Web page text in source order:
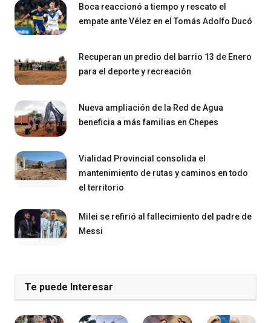
Boca reaccionó a tiempo y rescato el
empate ante Vélez en el Tomás Adolfo Ducó
Recuperan un predio del barrio 13 de Enero
para el deporte y recreación
Nueva ampliación de la Red de Agua
beneficia a más familias en Chepes
Vialidad Provincial consolida el
mantenimiento de rutas y caminos en todo
el territorio
Milei se refirió al fallecimiento del padre de
Messi
Te puede Interesar